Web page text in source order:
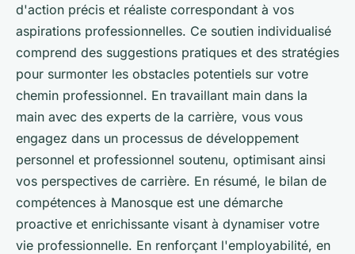
d'action précis et réaliste correspondant à vos
aspirations professionnelles. Ce soutien individualisé
comprend des suggestions pratiques et des stratégies
pour surmonter les obstacles potentiels sur votre
chemin professionnel. En travaillant main dans la
main avec des experts de la carrière, vous vous
engagez dans un processus de développement
personnel et professionnel soutenu, optimisant ainsi
vos perspectives de carrière. En résumé, le bilan de
compétences à Manosque est une démarche
proactive et enrichissante visant à dynamiser votre
vie professionnelle. En renforçant l'employabilité, en